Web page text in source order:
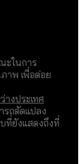
ะในการ
าพ เพื่อต่อย
งประเทศ
รถดัดแปลง
ที่ยังแสดงถึงที่